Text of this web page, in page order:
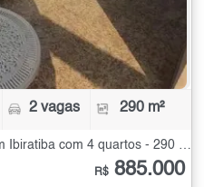
2 vagas 290 m²
Casa Térrea à Venda no Jardim Ibiratiba com 4 quartos - 290 m²
R$ 885.000